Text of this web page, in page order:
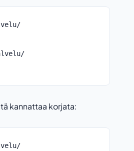
kannattaa korjata: